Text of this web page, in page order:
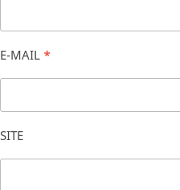
E-MAIL *
SITE